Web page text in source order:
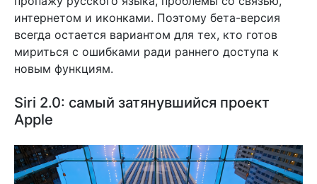
интернетом и иконками. Поэтому бета-версия
всегда остается вариантом для тех, кто готов
мириться с ошибками ради раннего доступа к
новым функциям.
Siri 2.0: самый затянувшийся проект
Apple